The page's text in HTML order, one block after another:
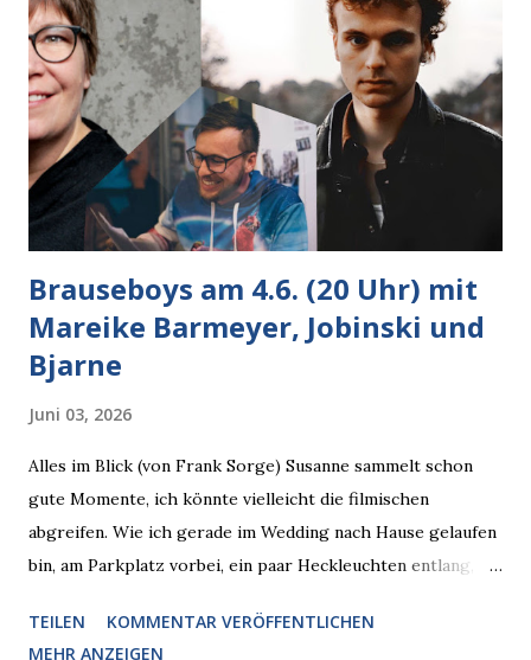
Brauseboys am 4.6. (20 Uhr) mit
Mareike Barmeyer, Jobinski und
Bjarne
Juni 03, 2026
Alles im Blick (von Frank Sorge) Susanne sammelt schon
gute Momente, ich könnte vielleicht die filmischen
abgreifen. Wie ich gerade im Wedding nach Hause gelaufen
bin, am Parkplatz vorbei, ein paar Heckleuchten entlang, als
den Blick kam, mit verlockend frisch leuchtenden
TEILEN
KOMMENTAR VERÖFFENTLICHEN
MEHR ANZEIGEN